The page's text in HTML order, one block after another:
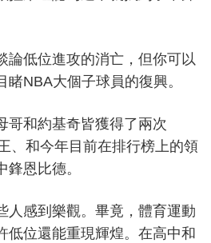
論低位進攻的消亡，但你可以
NBA大個子球員的復興。
哥和約基奇皆獲得了兩次
、和今年目前在排行榜上的領
恩比德。
人感到樂觀。畢竟，體育運動
低位還能重現輝煌。在高中和